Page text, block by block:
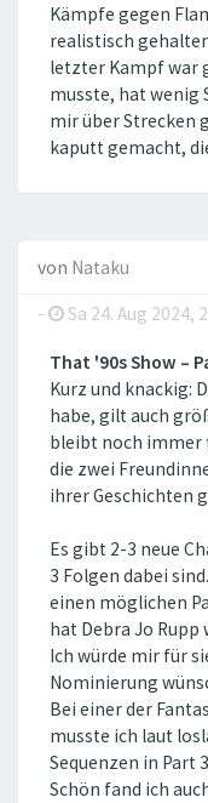
Kämpfe gegen
realistisch
letzter Kampf war
musste, hat wenig
mir über Strecken
kaputt gemacht,
von Nataku
-
Sa 24. Aug 2024,
That '90s Show –
Kurz und knackig:
habe, gilt auch
bleibt noch immer
die zwei
ihrer Geschichten
Es gibt 2-3 neue
3 Folgen dabei
einen möglichen
hat Debra Jo
Ich würde mir für
Nominierung
Bei einer der
musste ich laut
Sequenzen in Part
Schön fand ich